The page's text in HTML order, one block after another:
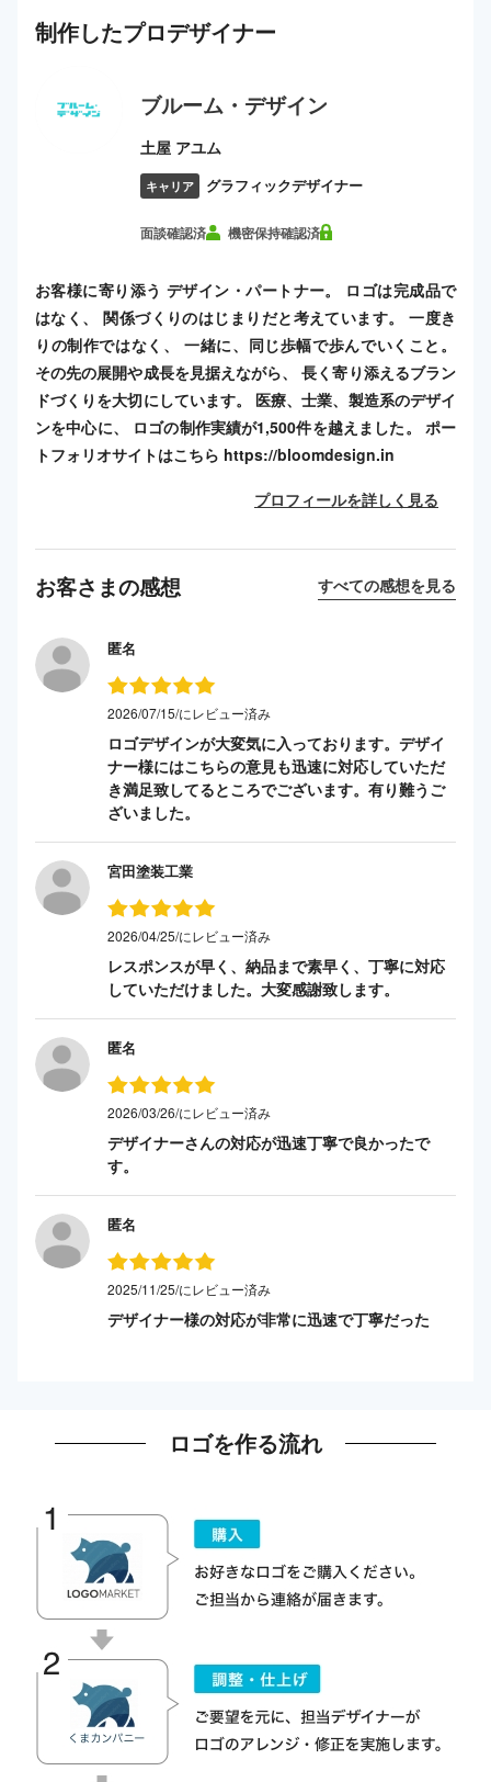
制作したプロデザイナー
ブルーム・デザイン
土屋 アユム
キャリア グラフィックデザイナー
面談確認済 機密保持確認済
お客様に寄り添う デザイン・パートナー。 ロゴは完成品で
はなく、 関係づくりのはじまりだと考えています。 一度き
りの制作ではなく、 一緒に、同じ歩幅で歩んでいくこと。
その先の展開や成長を見据えながら、 長く寄り添えるブラン
ドづくりを大切にしています。 医療、士業、製造系のデザイ
ンを中心に、 ロゴの制作実績が1,500件を越えました。 ポー
トフォリオサイトはこちら https://bloomdesign.in
プロフィールを詳しく見る
お客さまの感想 すべての感想を見る
匿名
2026/07/15/にレビュー済み
ロゴデザインが大変気に入っております。デザイ
ナー様にはこちらの意見も迅速に対応していただ
き満足致してるところでございます。有り難うご
ざいました。
宮田塗装工業
2026/04/25/にレビュー済み
レスポンスが早く、納品まで素早く、丁寧に対応
していただけました。大変感謝致します。
匿名
2026/03/26/にレビュー済み
デザイナーさんの対応が迅速丁寧で良かったで
す。
匿名
2025/11/25/にレビュー済み
デザイナー様の対応が非常に迅速で丁寧だった
ロゴを作る流れ